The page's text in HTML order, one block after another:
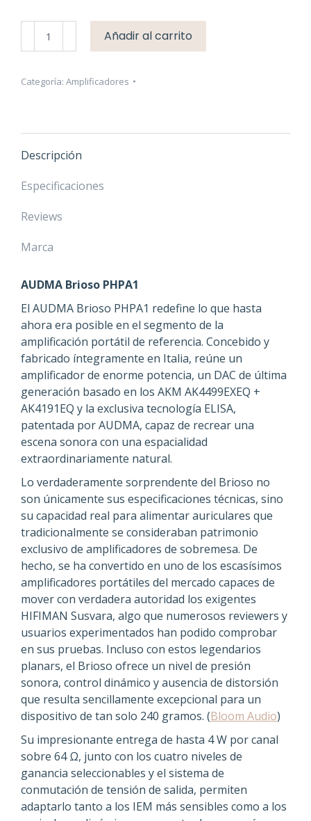
Brioso
cantidad
Añadir al carrito
Categoría: Amplificadores
Descripción
Especificaciones
Reviews
Marca
AUDMA Brioso PHPA1
El AUDMA Brioso PHPA1 redefine lo que hasta
ahora era posible en el segmento de la
amplificación portátil de referencia. Concebido y
fabricado íntegramente en Italia, reúne un
amplificador de enorme potencia, un DAC de última
generación basado en los AKM AK4499EXEQ +
AK4191EQ y la exclusiva tecnología ELISA,
patentada por AUDMA, capaz de recrear una
escena sonora con una espacialidad
extraordinariamente natural.
Lo verdaderamente sorprendente del Brioso no
son únicamente sus especificaciones técnicas, sino
su capacidad real para alimentar auriculares que
tradicionalmente se consideraban patrimonio
exclusivo de amplificadores de sobremesa. De
hecho, se ha convertido en uno de los escasísimos
amplificadores portátiles del mercado capaces de
mover con verdadera autoridad los exigentes
HIFIMAN Susvara, algo que numerosos reviewers y
usuarios experimentados han podido comprobar
en sus pruebas. Incluso con estos legendarios
planars, el Brioso ofrece un nivel de presión
sonora, control dinámico y ausencia de distorsión
que resulta sencillamente excepcional para un
dispositivo de tan solo 240 gramos. (Bloom Audio)
Su impresionante entrega de hasta 4 W por canal
sobre 64 Ω, junto con los cuatro niveles de
ganancia seleccionables y el sistema de
conmutación de tensión de salida, permiten
adaptarlo tanto a los IEM más sensibles como a los